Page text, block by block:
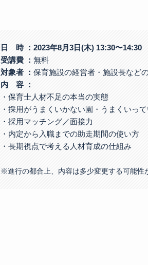
日 時 ：2023年8月3日(木) 13:30〜14:30
受講費
： 無料
対象者
： 保育施設の経営者・施設長など
内 容 ：
・保育士人材不足の本当の実態
・採用がうまくいかない園・うまくいっ
・採用マッチング／面接力
・内定から入職までの助走期間の使い方
・長期視点で考える人材育成の仕組み
※進行の都合上、内容は多少変更する可能性